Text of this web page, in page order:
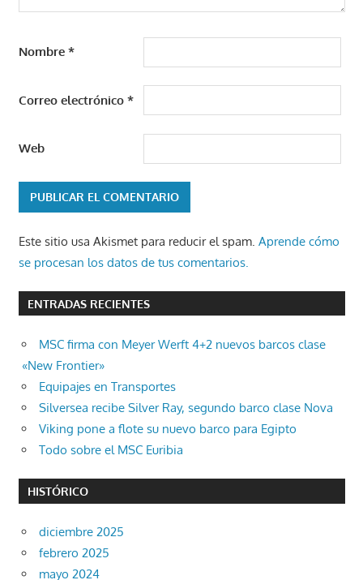
Nombre *
Correo electrónico *
Web
Este sitio usa Akismet para reducir el spam. Aprende cómo
se procesan los datos de tus comentarios.
ENTRADAS RECIENTES
MSC firma con Meyer Werft 4+2 nuevos barcos clase
«New Frontier»
Equipajes en Transportes
Silversea recibe Silver Ray, segundo barco clase Nova
Viking pone a flote su nuevo barco para Egipto
Todo sobre el MSC Euribia
HISTÓRICO
diciembre 2025
febrero 2025
mayo 2024